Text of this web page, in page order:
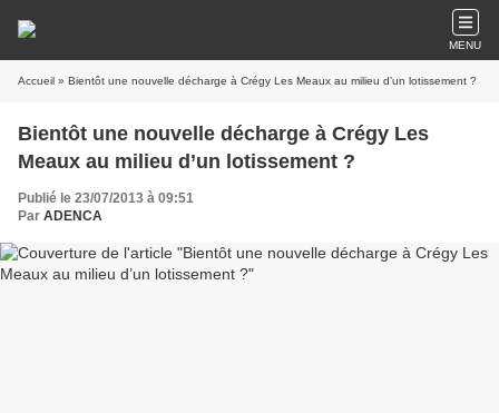
MENU
Accueil » Bientôt une nouvelle décharge à Crégy Les Meaux au milieu d’un lotissement ?
Bientôt une nouvelle décharge à Crégy Les
Meaux au milieu d’un lotissement ?
Publié le 23/07/2013 à 09:51
Par ADENCA